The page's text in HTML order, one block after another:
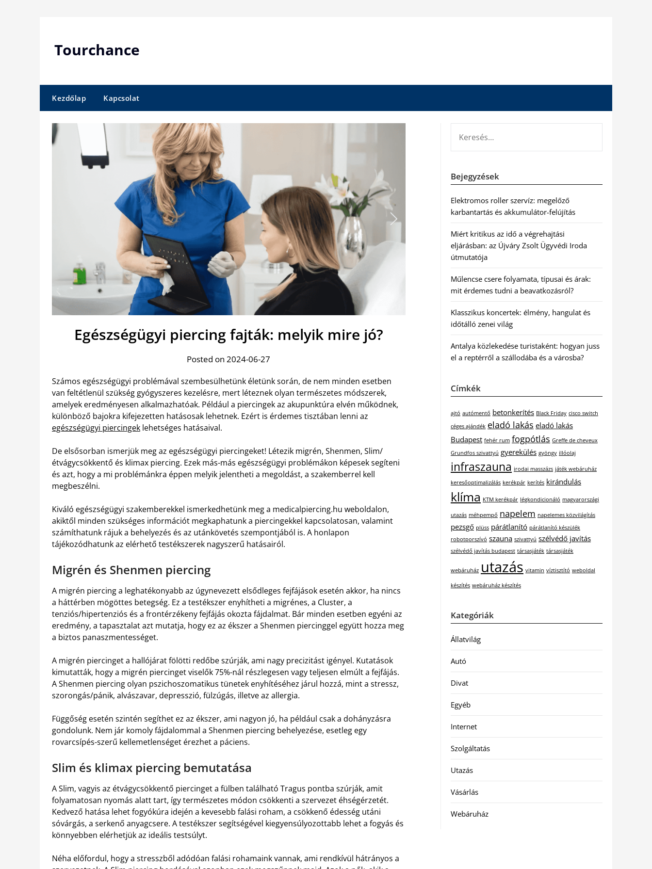
Tourchance
Kezdőlap Kapcsolat
Egészségügyi piercing fajták: melyik mire jó?
Posted on 2024-06-27
Számos egészségügyi problémával szembesülhetünk életünk során, de nem minden esetben
van feltétlenül szükség gyógyszeres kezelésre, mert léteznek olyan természetes módszerek,
amelyek eredményesen alkalmazhatóak. Például a piercingek az akupunktúra elvén működnek,
különböző bajokra kifejezetten hatásosak lehetnek. Ezért is érdemes tisztában lenni az
egészségügyi piercingek lehetséges hatásaival.
De elsősorban ismerjük meg az egészségügyi piercingeket! Létezik migrén, Shenmen, Slim/
étvágycsökkentő és klimax piercing. Ezek más-más egészségügyi problémákon képesek segíteni
és azt, hogy a mi problémánkra éppen melyik jelentheti a megoldást, a szakemberrel kell
megbeszélni.
Kiváló egészségügyi szakemberekkel ismerkedhetünk meg a medicalpiercing.hu weboldalon,
akiktől minden szükséges információt megkaphatunk a piercingekkel kapcsolatosan, valamint
számíthatunk rájuk a behelyezés és az utánkövetés szempontjából is. A honlapon
tájékozódhatunk az elérhető testékszerek nagyszerű hatásairól.
Migrén és Shenmen piercing
A migrén piercing a leghatékonyabb az úgynevezett elsődleges fejfájások esetén akkor, ha nincs
a háttérben mögöttes betegség. Ez a testékszer enyhítheti a migrénes, a Cluster, a
tenziós/hipertenziós és a frontérzékeny fejfájás okozta fájdalmat. Bár minden esetben egyéni az
eredmény, a tapasztalat azt mutatja, hogy ez az ékszer a Shenmen piercinggel együtt hozza meg
a biztos panaszmentességet.
A migrén piercinget a hallójárat fölötti redőbe szúrják, ami nagy precizitást igényel. Kutatások
kimutatták, hogy a migrén piercinget viselők 75%-nál részlegesen vagy teljesen elmúlt a fejfájás.
A Shenmen piercing olyan pszichoszomatikus tünetek enyhítéséhez járul hozzá, mint a stressz,
szorongás/pánik, alvászavar, depresszió, fülzúgás, illetve az allergia.
Függőség esetén szintén segíthet ez az ékszer, ami nagyon jó, ha például csak a dohányzásra
gondolunk. Nem jár komoly fájdalommal a Shenmen piercing behelyezése, esetleg egy
rovarcsípés-szerű kellemetlenséget érezhet a páciens.
Slim és klimax piercing bemutatása
A Slim, vagyis az étvágycsökkentő piercinget a fülben található Tragus pontba szúrják, amit
folyamatosan nyomás alatt tart, így természetes módon csökkenti a szervezet éhségérzetét.
Kedvező hatása lehet fogyókúra idején a kevesebb falási roham, a csökkenő édesség utáni
sóvárgás, a serkenő anyagcsere. A testékszer segítségével kiegyensúlyozottabb lehet a fogyás és
könnyebben elérhetjük az ideális testsúlyt.
Néha előfordul, hogy a stresszből adódóan falási rohamaink vannak, ami rendkívül hátrányos a
Bejegyzések
Elektromos roller szervíz: megelőző
karbantartás és akkumulátor-felújítás
Miért kritikus az idő a végrehajtási
eljárásban: az Újváry Zsolt Ügyvédi Iroda
útmutatója
Műlencse csere folyamata, típusai és árak:
mit érdemes tudni a beavatkozásról?
Klasszikus koncertek: élmény, hangulat és
időtálló zenei világ
Antalya közlekedése turistaként: hogyan juss
el a reptérről a szállodába és a városba?
Címkék
ajtó autómentő betonkerítés Black Friday cisco switch
céges ajándék eladó lakás eladó lakás
Budapest fehér rum fogpótlás Greffe de cheveux
Grundfos szivattyú gyerekülés gyöngy illóolaj
infraszauna irodai masszázs játék webáruház
keresőoptimalizálás kerékpár kerítés kirándulás
klíma KTM kerékpár légkondicionáló magyarországi
utazás méhpempő napelem napelemes közvilágítás
pezsgő plüss párátlanító párátlanító készülék
robotporszívó szauna szivattyú szélvédő javítás
szélvédő javítás budapest társasjáték társasjáték
webáruház utazás vitamin víztisztító weboldal
készítés webáruház készítés
Kategóriák
Állatvilág
Autó
Divat
Egyéb
Internet
Szolgáltatás
Utazás
Vásárlás
Webáruház